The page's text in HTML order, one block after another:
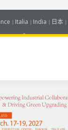
Italia India 日本